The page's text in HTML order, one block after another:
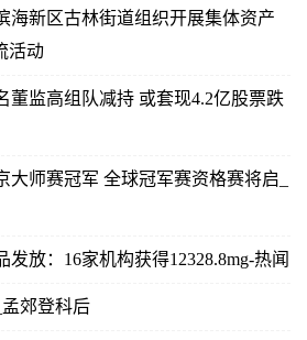
海新区古林街道组织开展集体资产
活动
董监高组队减持 或套现4.2亿股票跌
大师赛冠军 全球冠军赛资格赛将启_
发放：16家机构获得12328.8mg-热闻
郊登科后